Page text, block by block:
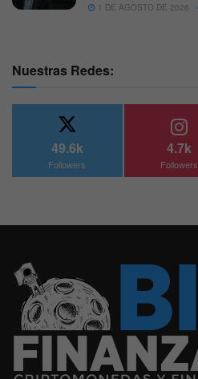
1 DE AGOSTO DE 2026
Nuestras Redes:
49.6k
Followers
4.7k
Followers